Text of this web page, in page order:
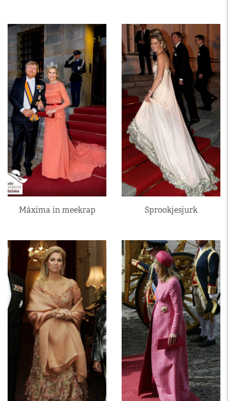
Máxima in meekrap Sprookjesjurk